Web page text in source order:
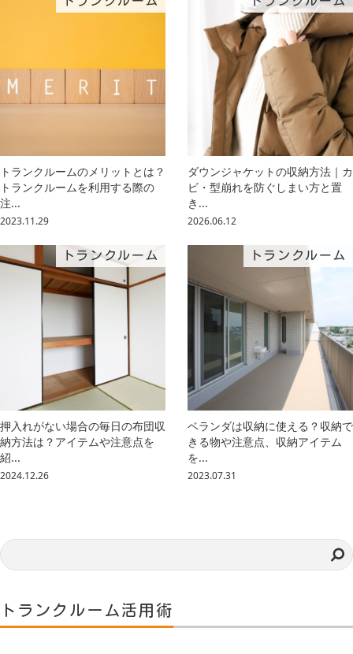
トランクルームのメリットとは？
トランクルームを利用する際の
注...
2023.11.29
ダウンジャケットの収納方法｜カ
ビ・型崩れを防ぐしまい方と置
き...
2026.06.12
トランクルーム
押入れがない場合の毎日の布団収
納方法は？アイテムや注意点を
紹...
2024.12.26
トランクルーム
ベランダは収納に使える？収納で
きる物や注意点、収納アイテム
を...
2023.07.31
トランクルーム活用術